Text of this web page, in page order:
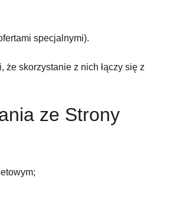
specjalnymi).
że skorzystanie z nich łączy się z
ze Strony